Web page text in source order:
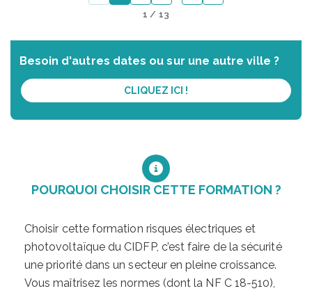
1 / 13
Besoin d'autres dates ou sur une autre ville ?
CLIQUEZ ICI !
POURQUOI CHOISIR CETTE FORMATION ?
Choisir cette formation risques électriques et
photovoltaïque du CIDFP, c’est faire de la sécurité
une priorité dans un secteur en pleine croissance.
Vous maîtrisez les normes (dont la NF C 18-510),